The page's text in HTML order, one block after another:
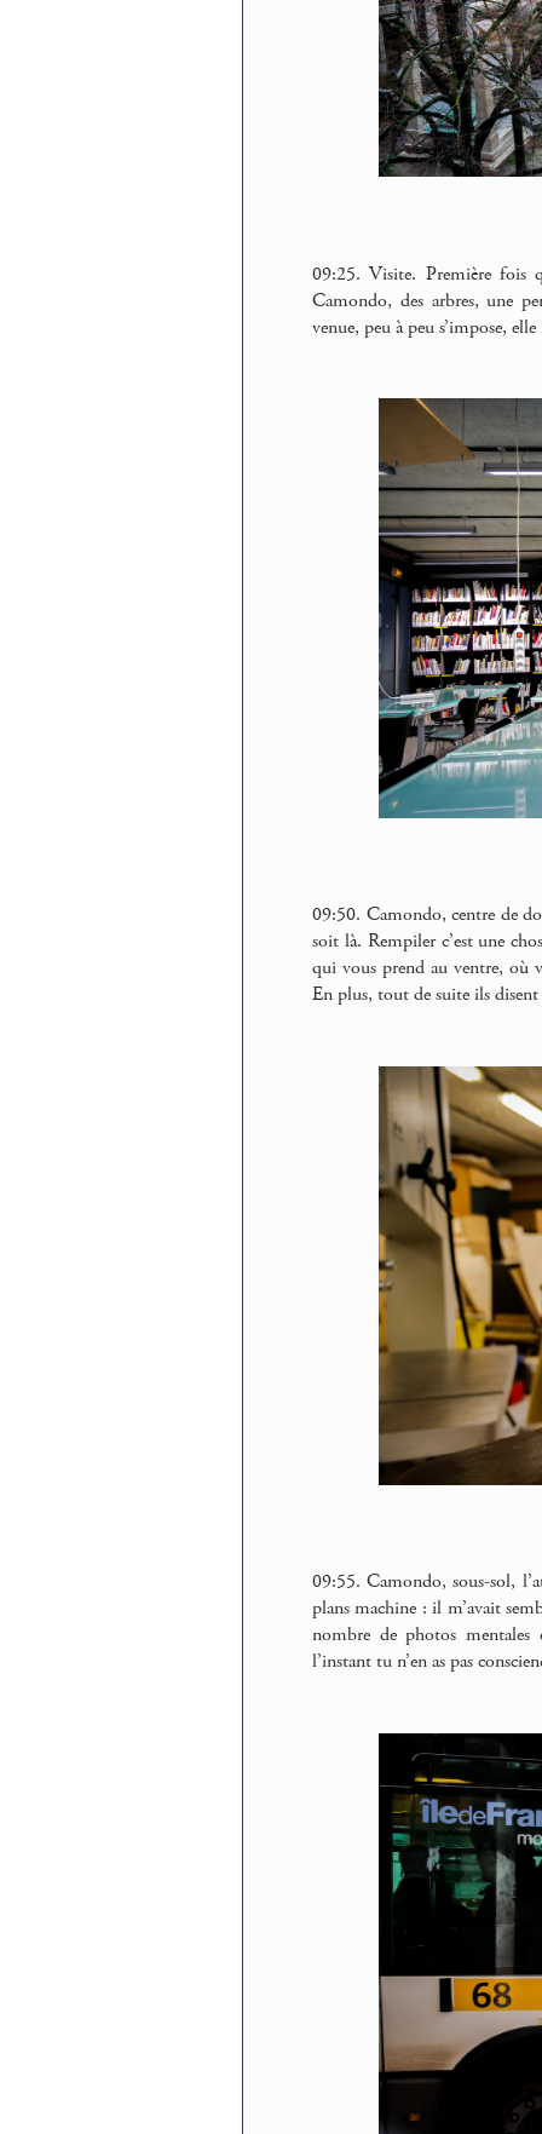
09:25. Visite. Première fois
Camondo, des arbres, une
venue, peu à peu s’impose,
09:50. Camondo, centre de
soit là. Rempiler c’est une
qui vous prend au ventre, où
En plus, tout de suite ils
09:55. Camondo, sous-sol,
plans machine : il m’avait
nombre de photos mentales
l’instant tu n’en as pas